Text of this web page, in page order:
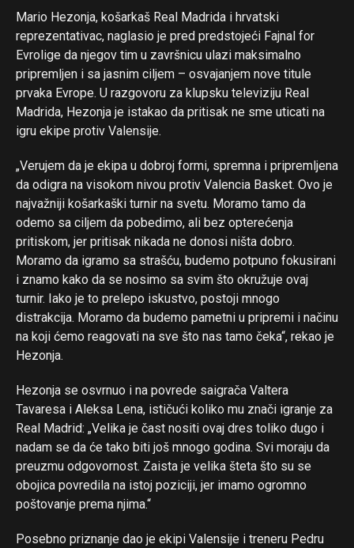
Mario Hezonja, košarkaš Real Madrida i hrvatski
reprezentativac, naglasio je pred predstojeći Fajnal for
Evrolige da njegov tim u završnicu ulazi maksimalno
pripremljen i sa jasnim ciljem – osvajanjem nove titule
prvaka Evrope. U razgovoru za klupsku televiziju Real
Madrida, Hezonja je istakao da pritisak ne sme uticati na
igru ekipe protiv Valensije.
„Verujem da je ekipa u dobroj formi, spremna i pripremljena
da odigra na visokom nivou protiv Valencia Basket. Ovo je
najvažniji košarkaški turnir na svetu. Moramo tamo da
odemo sa ciljem da pobedimo, ali bez opterećenja
pritiskom, jer pritisak nikada ne donosi ništa dobro.
Moramo da igramo sa strašću, budemo potpuno fokusirani
i znamo kako da se nosimo sa svim što okružuje ovaj
turnir. Iako je to prelepo iskustvo, postoji mnogo
distrakcija. Moramo da budemo pametni u pripremi i načinu
na koji ćemo reagovati na sve što nas tamo čeka“, rekao je
Hezonja.
Hezonja se osvrnuo i na povrede saigrača Valtera
Tavaresa i Aleksa Lena, ističući koliko mu znači igranje za
Real Madrid: „Velika je čast nositi ovaj dres toliko dugo i
nadam se da će tako biti još mnogo godina. Svi moraju da
preuzmu odgovornost. Zaista je velika šteta što su se
obojica povredila na istoj poziciji, jer imamo ogromno
poštovanje prema njima.“
Posebno priznanje dao je ekipi Valensije i treneru Pedru